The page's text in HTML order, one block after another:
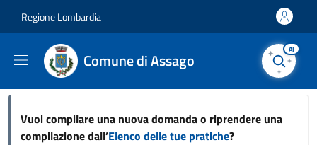
Regione Lombardia
Comune di Assago
AI
Vuoi compilare una nuova domanda o riprendere una
compilazione dall’Elenco delle tue pratiche?